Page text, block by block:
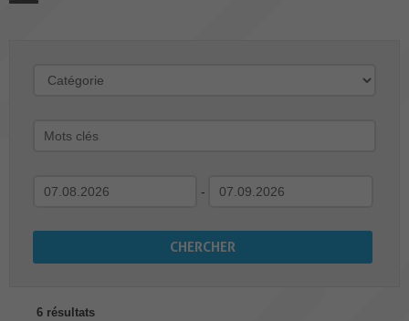
-
6 résultats